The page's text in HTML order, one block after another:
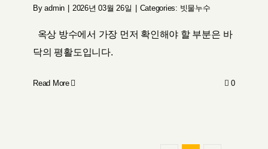
Byadmin 2026년 03월 26일 Categories: 빗물누수
옥상 방수에서 가장 먼저 확인해야 할 부분은 바
닥의 평활도입니다.
Read More 0